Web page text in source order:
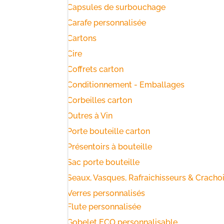
Capsules de surbouchage
Carafe personnalisée
Cartons
Cire
Coffrets carton
Conditionnement - Emballages
Corbeilles carton
Outres à Vin
Porte bouteille carton
Présentoirs à bouteille
Sac porte bouteille
Seaux, Vasques, Rafraichisseurs &
Verres personnalisés
Flute personnalisée